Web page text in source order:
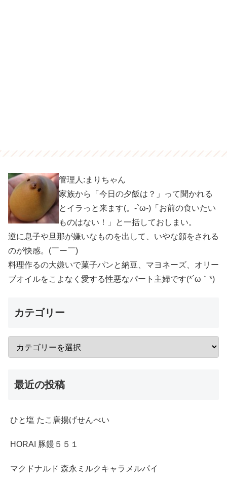
管理人:まりちゃん
家族から「今日の夕飯は？」って聞かれる
とイラっと来ます(。-`ω-)「お前の食いたい
ものはない！」と一括しておしまい。
逆に息子や旦那が嫌いなものを出して、いやな顔をされる
のが快感。(￣ー￣)
料理作るの大嫌いで菓子パンと納豆、マヨネーズ、オリー
ブオイルをこよなく愛する性悪なパート主婦です(*´ω｀*)
カテゴリー
最近の投稿
ひと塩 たこ唐揚げせんべい
HORAI 豚饅５５１
マクドナルド 森永ミルクキャラメルパイ